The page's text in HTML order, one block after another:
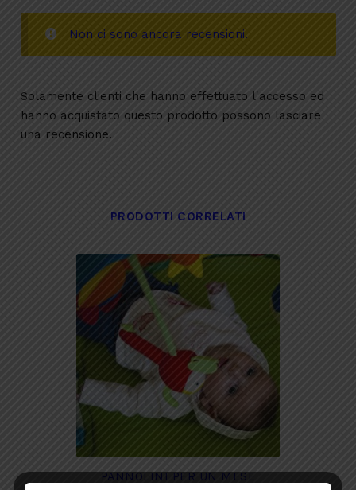
Non ci sono ancora recensioni.
Solamente clienti che hanno effettuato l'accesso ed
hanno acquistato questo prodotto possono lasciare
una recensione.
PRODOTTI CORRELATI
PANNOLINI PER UN MESE